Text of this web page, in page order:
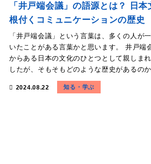
「井戸端会議」の語源とは？ 日本
根付くコミュニケーションの歴史
「井戸端会議」という言葉は、多くの人が
いたことがある言葉かと思います。 井戸端
からある日本の文化のひとつとして親しま
したが、そもそもどのような歴史があるの
2024.08.22 知る・学ぶ